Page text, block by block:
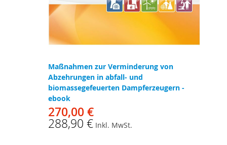
Maßnahmen zur Verminderung von
Abzehrungen in abfall- und
biomassegefeuerten Dampferzeugern -
ebook
270,00 €
288,90 € Inkl. MwSt.